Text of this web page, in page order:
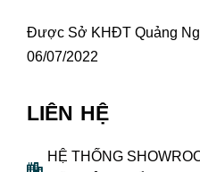
Được Sở KHĐT Quảng
06/07/2022
LIÊN HỆ
HỆ THỐNG